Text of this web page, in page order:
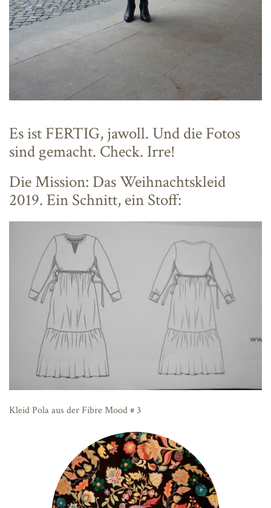
Es ist FERTIG, jawoll. Und die Fotos
sind gemacht. Check. Irre!
Die Mission: Das Weihnachtskleid
2019. Ein Schnitt, ein Stoff:
Kleid Pola aus der Fibre Mood # 3